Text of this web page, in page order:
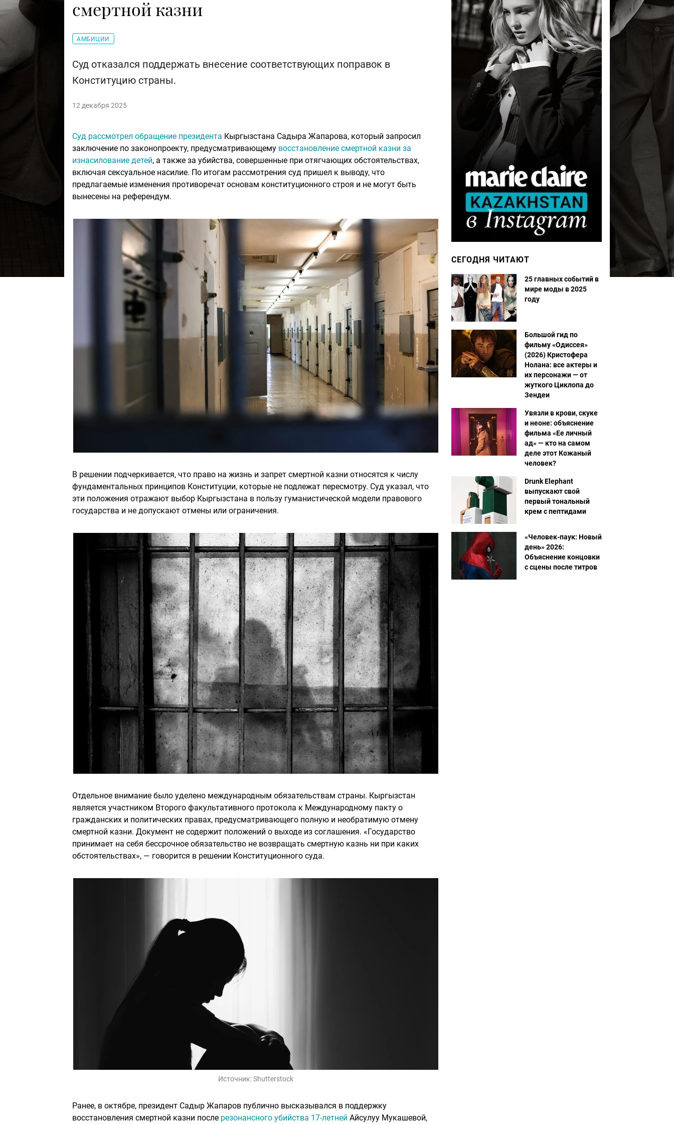
смертной казни
АМБИЦИИ
Суд отказался поддержать внесение соответствующих поправок в
Конституцию страны.
12 декабря 2025
Суд рассмотрел обращение президента Кыргызстана Садыра Жапарова, который запросил
заключение по законопроекту, предусматривающему восстановление смертной казни за
изнасилование детей, а также за убийства, совершенные при отягчающих обстоятельствах,
включая сексуальное насилие. По итогам рассмотрения суд пришел к выводу, что
предлагаемые изменения противоречат основам конституционного строя и не могут быть
вынесены на референдум.
В решении подчеркивается, что право на жизнь и запрет смертной казни относятся к числу
фундаментальных принципов Конституции, которые не подлежат пересмотру. Суд указал, что
эти положения отражают выбор Кыргызстана в пользу гуманистической модели правового
государства и не допускают отмены или ограничения.
Отдельное внимание было уделено международным обязательствам страны. Кыргызстан
является участником Второго факультативного протокола к Международному пакту о
гражданских и политических правах, предусматривающего полную и необратимую отмену
смертной казни. Документ не содержит положений о выходе из соглашения. «Государство
принимает на себя бессрочное обязательство не возвращать смертную казнь ни при каких
обстоятельствах», — говорится в решении Конституционного суда.
Источник:Shutterstock
Ранее, в октябре, президент Садыр Жапаров публично высказывался в поддержку
восстановления смертной казни после резонансного убийства 17-летней Айсулуу Мукашевой,
СЕГОДНЯ ЧИТАЮТ
25 главных событий в
мире моды в 2025
году
Большой гид по
фильму «Одиссея»
(2026) Кристофера
Нолана: все актеры и
их персонажи — от
жуткого Циклопа до
Зендеи
Увязли в крови, скуке
и неоне: объяснение
фильма «Ее личный
ад» — кто на самом
деле этот Кожаный
человек?
Drunk Elephant
выпускают свой
первый тональный
крем с пептидами
«Человек-паук: Новый
день» 2026:
Объяснение концовки
с сцены после титров